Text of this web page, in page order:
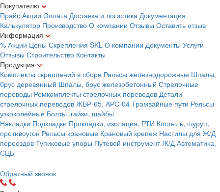
Покупателю
Прайс Акции Оплата Доставка и логистика Документация
Калькулятор Производство О компании Отзывы Оставить отзыв
Информация
% Акции Цены Скрепления SKL О компании Документы Услуги
Отзывы Строительство Контакты
Продукция
Комплекты скреплений в сборе Рельсы железнодорожные Шпалы,
брус деревянный Шпалы, брус железобетонный Стрелочные
переводы Ремкомплекты стрелочных переводов Детали
стрелочных переводов ЖБР-65, АРС-04 Трамвайные пути Рельсы
узкоколейные Болты, гайки, шайбы
Накладки Подкладки Прокладки, изоляция, РТИ Костыль, шуруп,
противоугон Рельсы крановые Крановый крепеж Настилы для Ж/Д
переездов Тупиковые упоры Путевой инструментЖ/Д Автоматика,
СЦБ
Обратный звонок